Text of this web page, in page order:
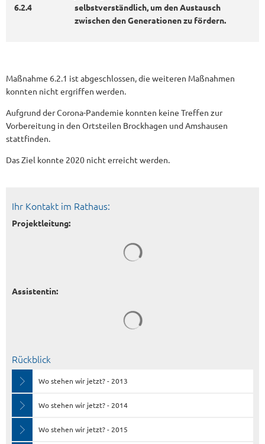
6.2.4
selbstverständlich, um den Austausch
zwischen den Generationen zu fördern.
Maßnahme 6.2.1 ist abgeschlossen, die weiteren Maßnahmen
konnten nicht ergriffen werden.
Aufgrund der Corona-Pandemie konnten keine Treffen zur
Vorbereitung in den Ortsteilen Brockhagen und Amshausen
stattfinden.
Das Ziel konnte 2020 nicht erreicht werden.
Ihr Kontakt im Rathaus:
Projektleitung:
Assistentin:
Rückblick
Wo stehen wir jetzt? - 2013
Wo stehen wir jetzt? - 2014
Wo stehen wir jetzt? - 2015